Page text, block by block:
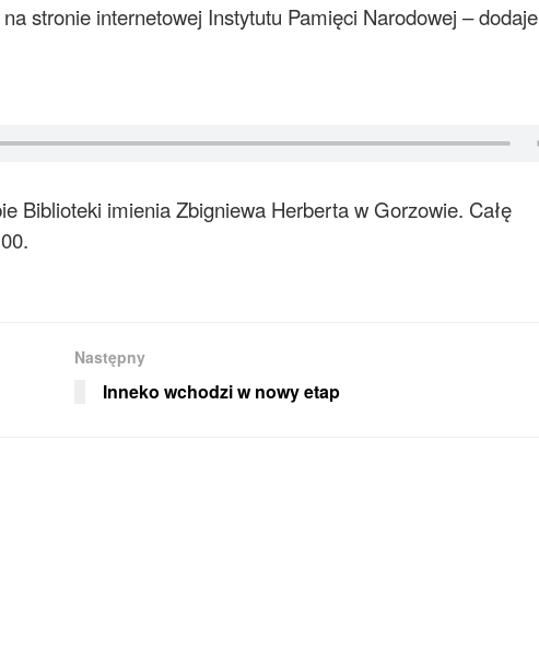
stronie internetowej Instytutu Pamięci Narodowej – dodaje
Biblioteki imienia Zbigniewa Herberta w Gorzowie. Całę
Następny
Inneko wchodzi w nowy etap